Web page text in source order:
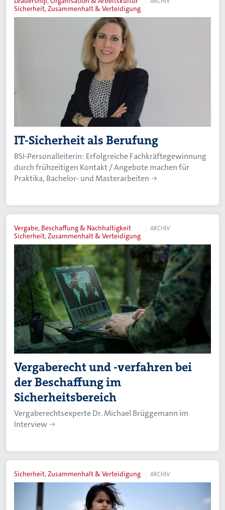
Sicherheit, Zusammenhalt & Verteidigung
IT-Sicherheit als Berufung
BSI-Personalleiterin: Erfolgreiche Fachkräftegewinnung
durch frühzeitigen Kontakt / Angebote machen für
Praktika, Bachelor- und Masterarbeiten
Vergabe, Beschaffung & Nachhaltigkeit
Sicherheit, Zusammenhalt & Verteidigung
ARCHIV
Vergaberecht und -verfahren bei
der Beschaffung im
Sicherheitsbereich
Vergaberechtsexperte Dr. Michael Brüggemann im
Interview
Sicherheit, Zusammenhalt & Verteidigung ARCHIV